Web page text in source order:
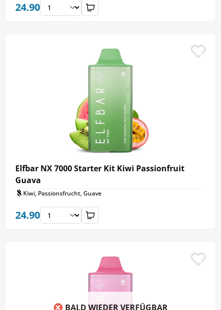
24.90
Elfbar NX 7000 Starter Kit Kiwi Passionfruit
Guava
Kiwi, Passionsfrucht, Guave
24.90
BALD WIEDER VERFÜGBAR